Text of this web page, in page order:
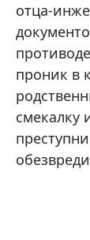
отца-
проник в
смекалку